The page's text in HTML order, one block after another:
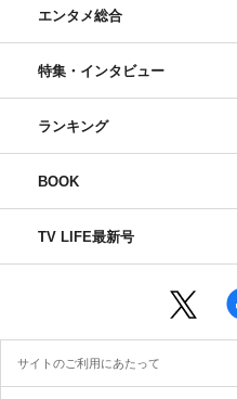
エンタメ総合
特集・インタビュー
ランキング
BOOK
TV LIFE最新号
サイトのご利用にあたって